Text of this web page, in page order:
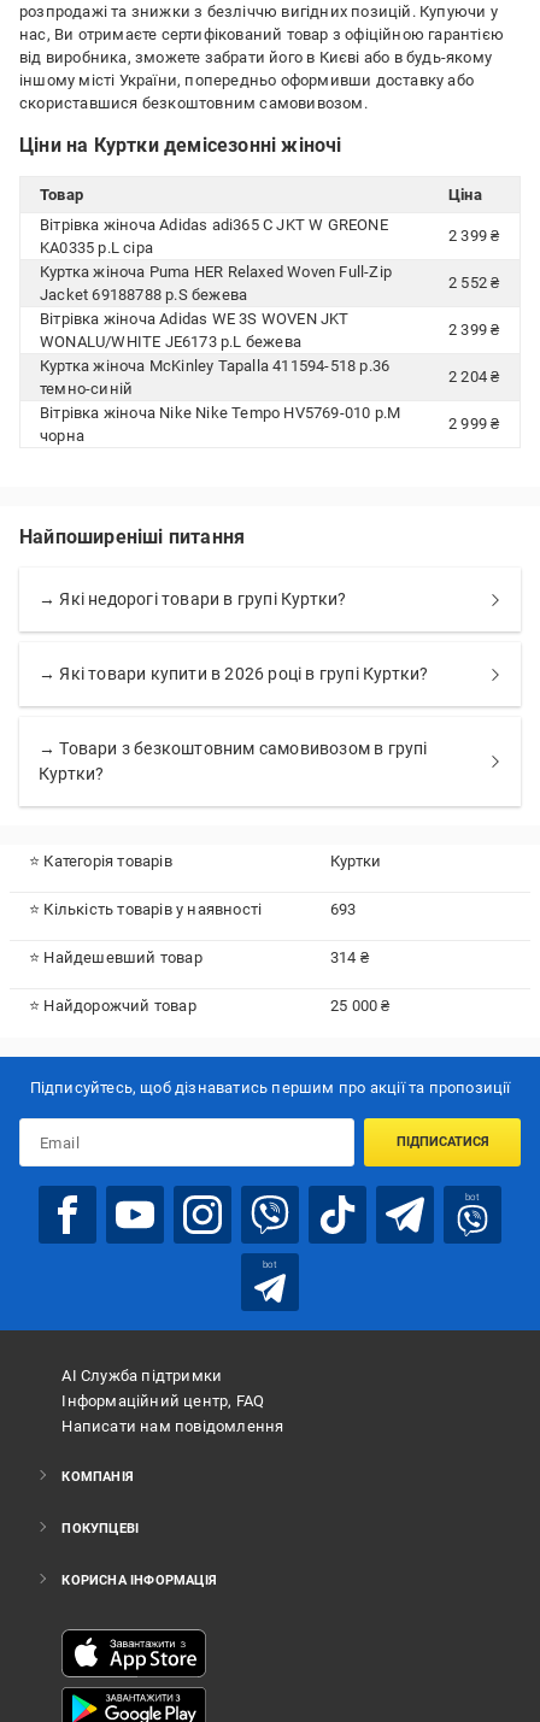
розпродажі та знижки з безліччю вигідних позицій. Купуючи у
нас, Ви отримаєте сертифікований товар з офіційною гарантією
від виробника, зможете забрати його в Києві або в будь-якому
іншому місті України, попередньо оформивши доставку або
скориставшися безкоштовним самовивозом.
Ціни на Куртки демісезонні жіночі
Товар
Ціна
Вітрівка жіноча Adidas adi365 C JKT W GREONE
KA0335 р.L сіра
2 399 ₴
Куртка жіноча Puma HER Relaxed Woven Full-Zip
Jacket 69188788 р.S бежева
2 552 ₴
Вітрівка жіноча Adidas WE 3S WOVEN JKT
WONALU/WHITE JE6173 р.L бежева
2 399 ₴
Куртка жіноча McKinley Tapalla 411594-518 р.36
темно-синій
2 204 ₴
Вітрівка жіноча Nike Nike Tempo HV5769-010 р.M
чорна
2 999 ₴
Найпоширеніші питання
→ Які недорогі товари в групі Куртки?
→ Які товари купити в 2026 році в групі Куртки?
→ Товари з безкоштовним самовивозом в групі
Куртки?
⭐ Категорія товарів Куртки
⭐ Кількість товарів у наявності 693
⭐ Найдешевший товар 314 ₴
⭐ Найдорожчий товар 25 000 ₴
Підписуйтесь, щоб дізнаватись першим про акції та пропозиції
ПІДПИСАТИСЯ
bot
bot
АІ Служба підтримки
Інформаційний центр, FAQ
Написати нам повідомлення
КОМПАНІЯ
ПОКУПЦЕВІ
КОРИСНА ІНФОРМАЦІЯ